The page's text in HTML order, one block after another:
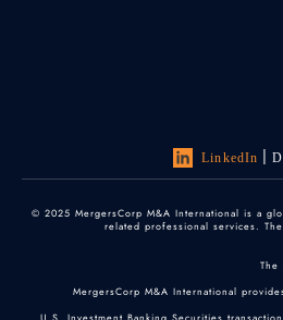
LinkedIn
© 2025 MergersCorp M&A International is a
related professional services.
The
MergersCorp M&A International
U.S. Investment Banking Securities